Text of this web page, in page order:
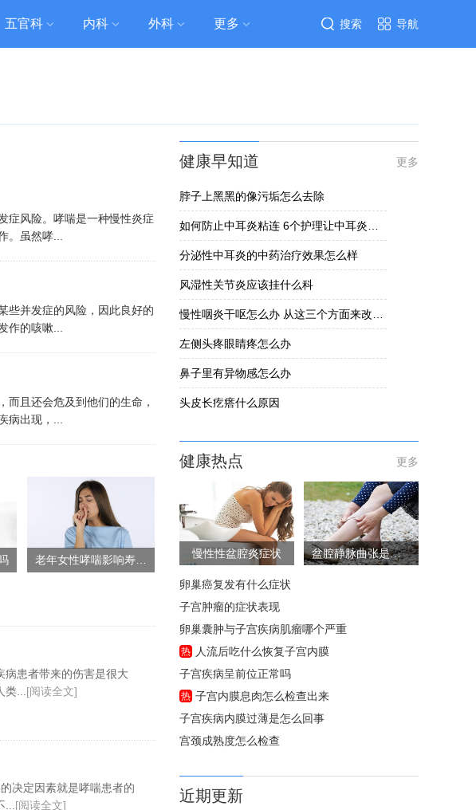
五官科 内科 外科 更多 导航
搜索
症风险。哮喘是一种慢性炎症
。虽然哮...
些并发症的风险，因此良好的
作的咳嗽...
而且还会危及到他们的生命，
病出现，...
病患者带来的伤害是很大
... [阅读全文]
决定因素就是哮喘患者的
[阅读全文]
健康早知道 更多
脖子上黑黑的像污垢怎么去除
分泌性中耳炎的中药治疗效果怎么样
风湿性关节炎应该挂什么科
左侧头疼眼睛疼怎么办
鼻子里有异物感怎么办
头皮长疙瘩什么原因
健康热点 更多
慢性性盆腔炎症状 盆腔静脉曲张是怎么回事
卵巢癌复发有什么症状
子宫肿瘤的症状表现
卵巢囊肿与子宫疾病肌瘤哪个严重
热
人流后吃什么恢复子宫内膜
子宫疾病呈前位正常吗
热 子宫内膜息肉怎么检查出来
子宫疾病内膜过薄是怎么回事
宫颈成熟度怎么检查
近期更新